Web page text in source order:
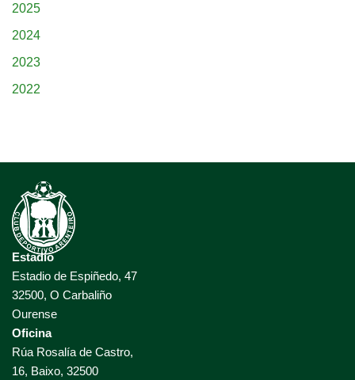
2025
2024
2023
2022
Estadio
Estadio de Espiñedo, 47
32500, O Carbaliño
Ourense
Oficina
Rúa Rosalía de Castro,
16, Baixo, 32500